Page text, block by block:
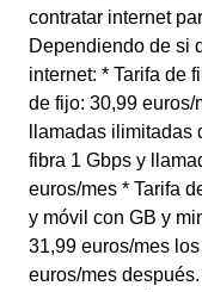
contratar internet
Dependiendo de si
internet: * Tarifa de
de fijo: 30,99 euros/
llamadas ilimitadas
fibra 1 Gbps y
euros/mes * Tarifa
y móvil con GB y
31,99 euros/mes
euros/mes